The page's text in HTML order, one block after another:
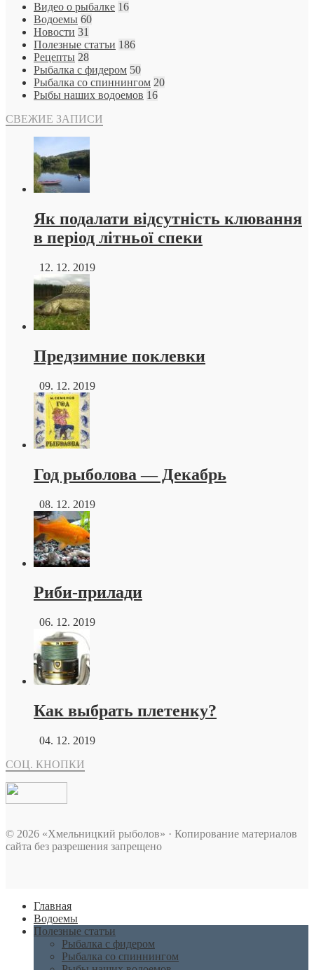
Видео о рыбалке 16
Водоемы 60
Новости 31
Полезные статъи 186
Рецепты 28
Рыбалка с фидером 50
Рыбалка со спиннингом 20
Рыбы наших водоемов 16
СВЕЖИЕ ЗАПИСИ
Як подалати відсутність клювання
в період літньої спеки
12. 12. 2019
Предзимние поклевки
09. 12. 2019
Год рыболова — Декабрь
08. 12. 2019
Риби-прилади
06. 12. 2019
Как выбрать плетенку?
04. 12. 2019
СОЦ. КНОПКИ
© 2026 «Хмельницкий рыболов» · Копирование материалов
сайта без разрешения запрещено
Главная
Водоемы
Полезные статъи
Рыбалка с фидером
Рыбалка со спиннингом